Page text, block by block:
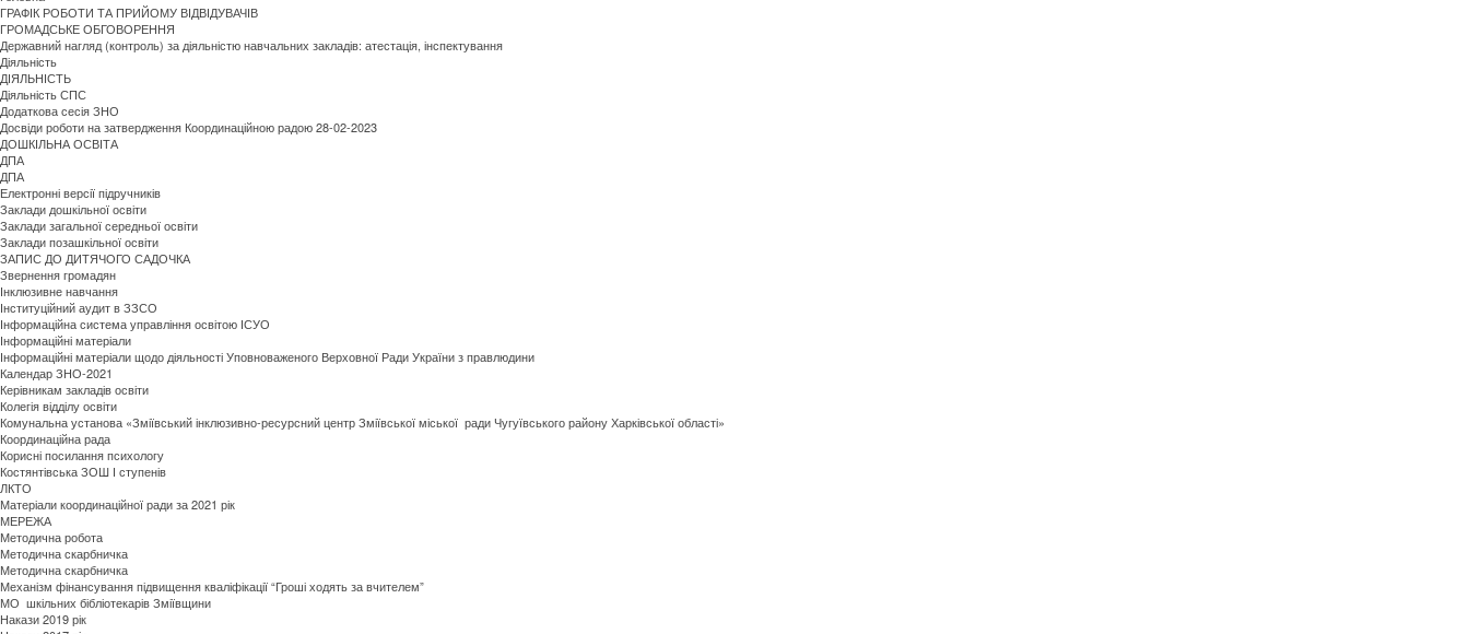
ГРАФІК РОБОТИ ТА ПРИЙОМУ ВІДВІДУВАЧІВ
ГРОМАДСЬКЕ ОБГОВОРЕННЯ
Державний нагляд (контроль) за діяльністю навчальних закладів: атестація, інспектування
Діяльність
ДІЯЛЬНІСТЬ
Діяльність СПС
Додаткова сесія ЗНО
Досвіди роботи на затвердження Координаційною радою 28-02-2023
ДОШКІЛЬНА ОСВІТА
ДПА
ДПА
Електронні версії підручників
Заклади дошкільної освіти
Заклади загальної середньої освіти
Заклади позашкільної освіти
ЗАПИС ДО ДИТЯЧОГО САДОЧКА
Звернення громадян
Інклюзивне навчання
Інституційний аудит в ЗЗСО
Інформаційна система управління освітою ІСУО
Інформаційні матеріали
Інформаційні матеріали щодо діяльності Уповноваженого Верховної Ради України з правлюдини
Календар ЗНО-2021
Керівникам закладів освіти
Колегія відділу освіти
Комунальна установа «Зміївський інклюзивно-ресурсний центр Зміївської міської ради Чугуївського району Харківської області»
Координаційна рада
Корисні посилання психологу
Костянтівська ЗОШ І ступенів
ЛКТО
Матеріали координаційної ради за 2021 рік
МЕРЕЖА
Методична робота
Методична скарбничка
Методична скарбничка
Механізм фінансування підвищення кваліфікації “Гроші ходять за вчителем”
МО шкільних бібліотекарів Зміївщини
Накази 2019 рік